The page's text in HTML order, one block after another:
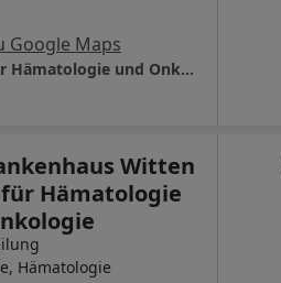
Google Maps
St.-Josefs-Hospital Klinik für Hämatologie und Onkologie
Witten
Hämatologie
Hämatologie